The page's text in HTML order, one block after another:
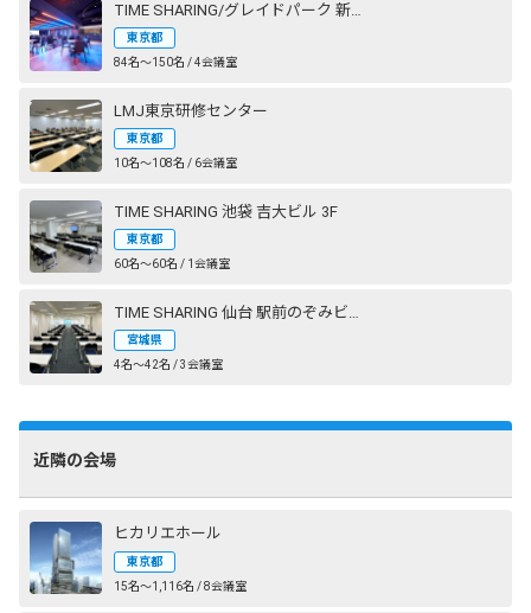
TIME SHARING/グレイドパーク 新橋駅前（銀座口）
東京都
84名〜150名 / 4会議室
LMJ東京研修センター
東京都
10名〜108名 / 6会議室
TIME SHARING 池袋 吉大ビル 3F
東京都
60名〜60名 / 1会議室
TIME SHARING 仙台 駅前のぞみビル
宮城県
4名〜42名 / 3会議室
近隣の会場
ヒカリエホール
東京都
15名〜1,116名 / 8会議室